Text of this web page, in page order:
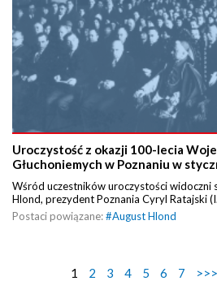
Uroczystość z okazji 100-lecia
Głuchoniemych w Poznaniu w
Wśród uczestników uroczystości widoczni
Hlond, prezydent Poznania Cyryl Ratajski
Postaci powiązane:#August Hlond
1 2 3 4 5 6 7 >>>